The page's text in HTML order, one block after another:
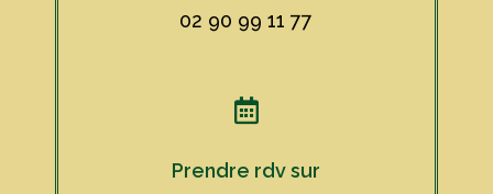
02 90 99 11 77

Prendre rdv sur